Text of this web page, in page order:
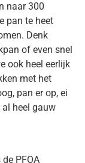
naar 300
pan te heet
Denk
of even snel
ook heel eerlijk
met het
pan er op, ei
al heel gauw
PFOA